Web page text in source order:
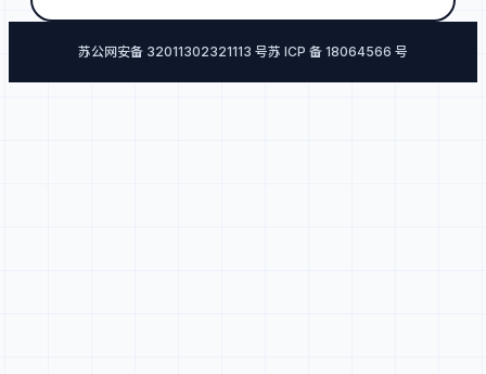
苏公网安备 32011302321113 号苏 ICP 备 18064566 号